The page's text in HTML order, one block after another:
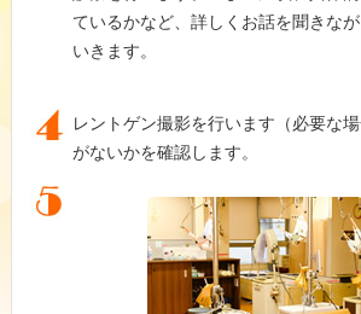
ているかなど、詳しくお話を聞きな
いきます。
レントゲン撮影を行います（必要な
がないかを確認します。